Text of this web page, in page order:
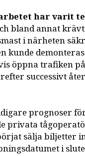
har varit
bland annat
i närheten
kunde
öppna trafiken
successivt
prognoser
privata
sälja biljetter
i